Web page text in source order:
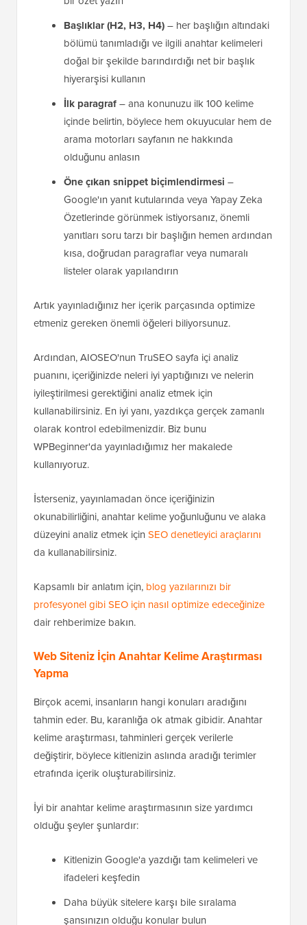
Başlıklar (H2, H3, H4)– her başlığın altındaki
bölümü tanımladığı ve ilgili anahtar kelimeleri
doğal bir şekilde barındırdığı net bir başlık
hiyerarşisi kullanın
İlk paragraf– ana konunuzu ilk 100 kelime
içinde belirtin, böylece hem okuyucular hem de
arama motorları sayfanın ne hakkında
olduğunu anlasın
Öne çıkan snippet biçimlendirmesi –
Google'ın yanıt kutularında veya Yapay Zeka
Özetlerinde görünmek istiyorsanız, önemli
yanıtları soru tarzı bir başlığın hemen ardından
kısa, doğrudan paragraflar veya numaralı
listeler olarak yapılandırın
Artık yayınladığınız her içerik parçasında optimize
etmeniz gereken önemli öğeleri biliyorsunuz.
Ardından, AIOSEO'nun TruSEO sayfa içi analiz
puanını, içeriğinizde neleri iyi yaptığınızı ve nelerin
iyileştirilmesi gerektiğini analiz etmek için
kullanabilirsiniz. En iyi yanı, yazdıkça gerçek zamanlı
olarak kontrol edebilmenizdir. Biz bunu
WPBeginner'da yayınladığımız her makalede
kullanıyoruz.
İsterseniz, yayınlamadan önce içeriğinizin
okunabilirliğini, anahtar kelime yoğunluğunu ve alaka
düzeyini analiz etmek için SEO denetleyici araçlarını
da kullanabilirsiniz.
Kapsamlı bir anlatım için, blog yazılarınızı bir
profesyonel gibi SEO için nasıl optimize edeceğinize
dair rehberimize bakın.
Web Siteniz İçin Anahtar Kelime Araştırması
Yapma
Birçok acemi, insanların hangi konuları aradığını
tahmin eder. Bu, karanlığa ok atmak gibidir. Anahtar
kelime araştırması, tahminleri gerçek verilerle
değiştirir, böylece kitlenizin aslında aradığı terimler
etrafında içerik oluşturabilirsiniz.
İyi bir anahtar kelime araştırmasının size yardımcı
olduğu şeyler şunlardır:
Kitlenizin Google'a yazdığı tam kelimeleri ve
ifadeleri keşfedin
Daha büyük sitelere karşı bile sıralama
şansınızın olduğu konular bulun